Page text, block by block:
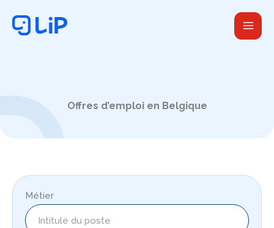
Offres d’emploi en Belgique
Métier